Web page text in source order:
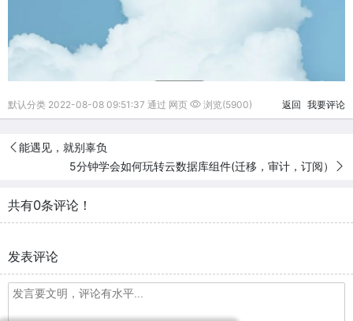
默认分类 2022-08-08 09:51:37 通过 网页 浏览(5900) 返回 我要评论
能遇见，就别辜负
5分钟学会如何玩转云数据库组件(迁移，审计，订阅）
共有0条评论！
发表评论